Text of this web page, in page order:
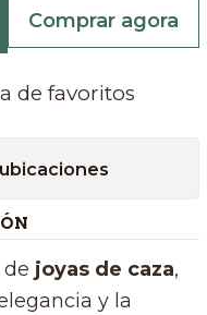
Comprar agora
de favoritos
joyas de caza,
y la